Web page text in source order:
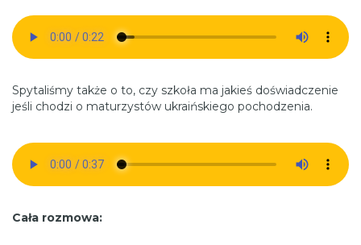
Spytaliśmy także o to, czy szkoła ma jakieś doświadczenie
jeśli chodzi o maturzystów ukraińskiego pochodzenia.
Cała rozmowa: